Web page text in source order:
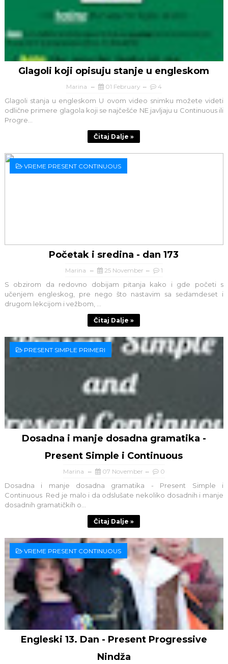
Glagoli koji opisuju stanje u engleskom
Marina 01 February 4
Glagoli stanja u engleskom U ovom video snimku možete videti
odlične primere glagola koji se najčešće NE javljaju u Continuous ili
Progre...
Čitaj Dalje »
VREME PRESENT CONTINUOUS
Početak i sredina - dan 173
Marina 25 November 1
S obzirom da redovno dobijam pitanja kako i gde početi s
učenjem engleskog, pre nego što nastavim sa sedamdeset i
drugom lekcijom i vežbom, ...
Čitaj Dalje »
PRESENT SIMPLE PRIMERI
Dosadna i manje dosadna gramatika -
Present Simple i Continuous
Marina 07 November 0
Dosadna i manje dosadna gramatika - Present Simple i
Continuous Red je malo i da odslušate nekoliko dosadnih i manje
dosadnih gramatičkih o...
Čitaj Dalje »
VREME PRESENT CONTINUOUS
Engleski 13. Dan - Present Progressive
Nindža